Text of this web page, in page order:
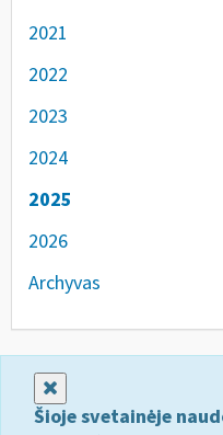
2021
2022
2023
2024
2025
2026
Archyvas
Šioje svetainėje